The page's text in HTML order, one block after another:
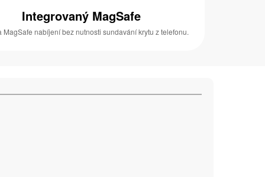
Integrovaný MagSafe
MagSafe nabíjení bez nutnosti sundavání krytu z telefonu.